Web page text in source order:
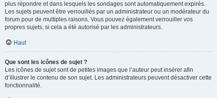
plus répondre et dans lesquels les sondages sont automatiquement expirés.
Les sujets peuvent être verrouillés par un administrateur ou un modérateur du
forum pour de multiples raisons. Vous pouvez également verrouiller vos
propres sujets, si cela a été autorisé par les administrateurs.
Haut
Que sont les icônes de sujet ?
Les icônes de sujet sont de petites images que l’auteur peut insérer afin
d’illustrer le contenu de son sujet. Les administrateurs peuvent désactiver cette
fonctionnalité.